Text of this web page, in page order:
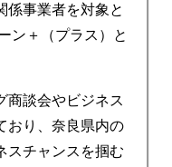
係事業者を対象と
ン＋（プラス）と
商談会やビジネス
おり、奈良県内の
スチャンスを掴む